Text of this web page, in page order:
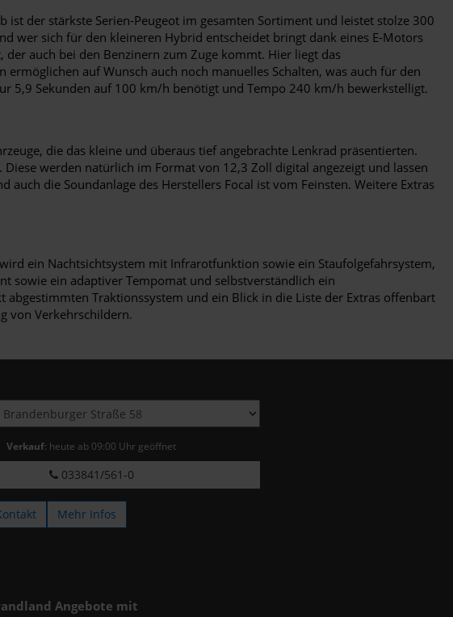
der stärkste Serien-Peugeot im gesamten Sortiment und leistet stolze 300
wer sich für den kleineren Hybrid entscheidet bringt dank eines E-Motors
auch bei den Benzinern zum Zuge kommt. Hier liegt das
auf Wunsch auch noch manuelles Schalten, was auch für den
5,9 Sekunden auf 100 km/h benötigt und Tempo 240 km/h bewerkstelligt.
die das kleine und überaus tief angebrachte Lenkrad präsentierten.
werden natürlich im Format von 12,3 Zoll digital angezeigt und lassen
die Soundanlage des Herstellers Focal ist vom Feinsten. Weitere Extras
ein Nachtsichtsystem mit Infrarotfunktion sowie ein Staufolgefahrsystem,
sowie ein adaptiver Tempomat und selbstverständlich ein
Traktionssystem und ein Blick in die Liste der Extras offenbart
von Verkehrschildern.
Verkauf: heute ab 09:00 Uhr geöffnet
033841/561-0
Mehr Infos
Angebote mit